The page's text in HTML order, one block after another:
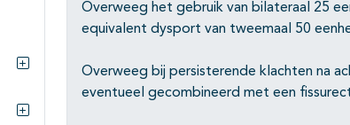
Subpagina's open- en dichtklappen
Overweeg het gebruik van bilateraal 25
equivalent dysport van tweemaal 50
Overweeg bij persisterende klachten na
eventueel gecombineerd met een